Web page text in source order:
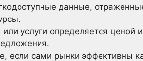
данные,
услуги определяется ценой и
если сами рынки эффективны